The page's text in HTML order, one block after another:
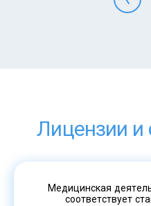
Лицензии и
Медицинская
соответствует